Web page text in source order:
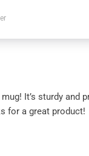
It’s sturdy and
for a great product!